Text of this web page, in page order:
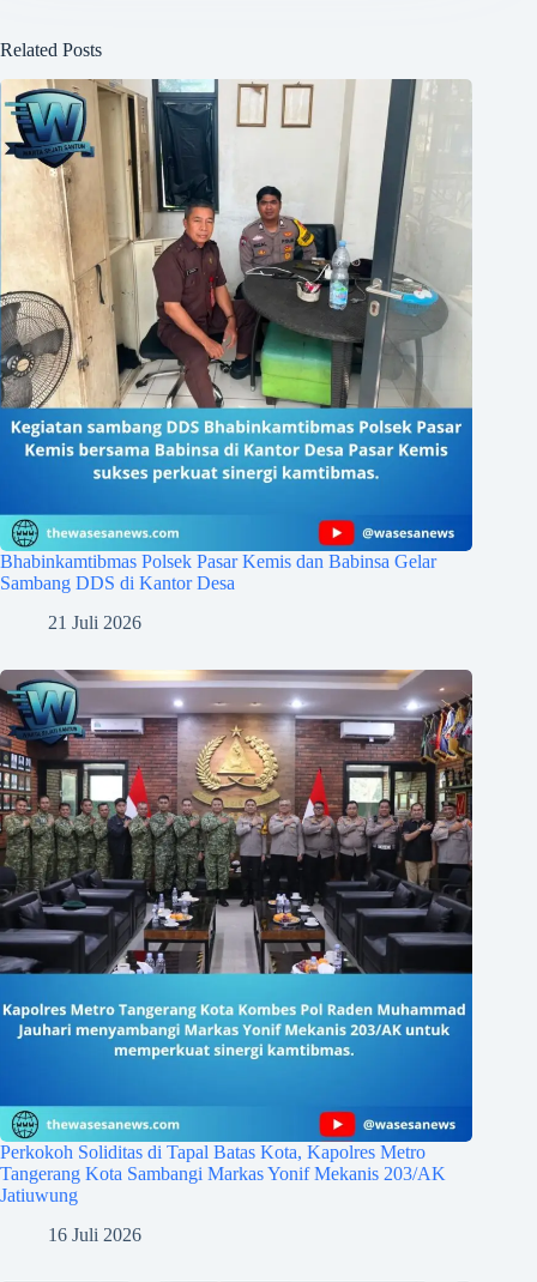
Related Posts
Bhabinkamtibmas Polsek Pasar Kemis dan Babinsa Gelar
Sambang DDS di Kantor Desa
21 Juli 2026
Perkokoh Soliditas di Tapal Batas Kota, Kapolres Metro
Tangerang Kota Sambangi Markas Yonif Mekanis 203/AK
Jatiuwung
16 Juli 2026